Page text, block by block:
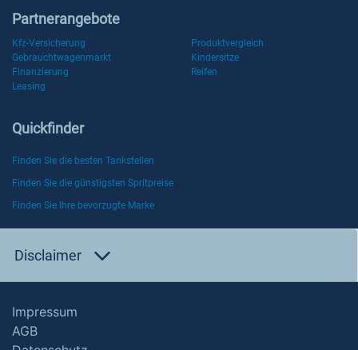
Partnerangebote
Kfz-Versicherung
Produktvergleich
Gebrauchtwagenmarkt
Kindersitze
Finanzierung
Reifen
Leasing
Quickfinder
Finden Sie die besten Tankstellen
Finden Sie die günstigsten Spritpreise
Finden Sie Ihre bevorzugte Marke
Disclaimer
Impressum
AGB